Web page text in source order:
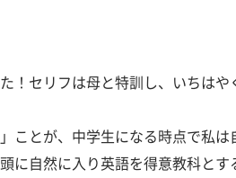
！セリフは母と特訓し、いちは
ことが、中学生になる時点で私
に自然に入り英語を得意教科と